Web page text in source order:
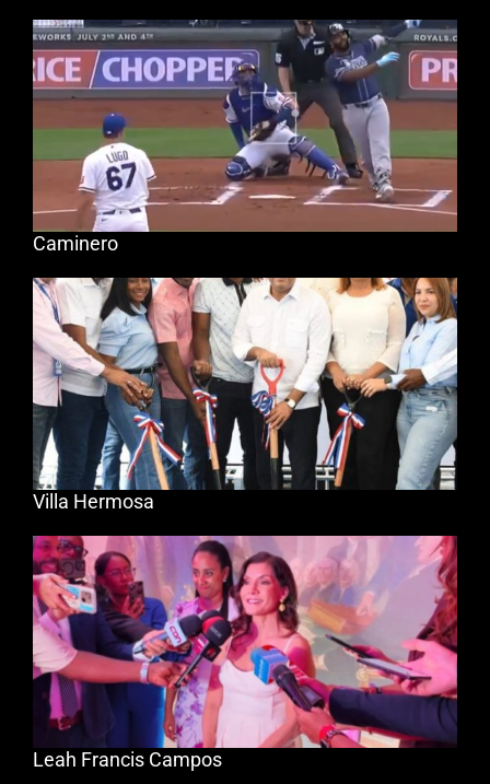
Caminero
Villa Hermosa
Leah Francis Campos